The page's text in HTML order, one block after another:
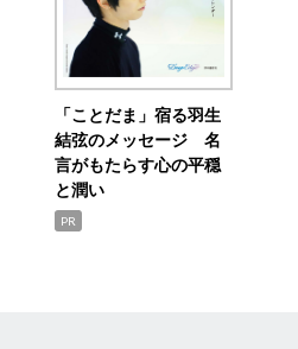
「ことだま」宿る羽生
結弦のメッセージ 名
言がもたらす心の平穏
と潤い
PR